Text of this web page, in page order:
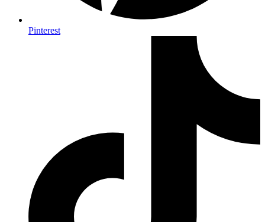
Pinterest